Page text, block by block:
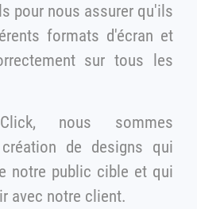
pour nous assurer qu'ils
sur tous les
sommes
de designs qui
les incitent à interagir avec notre client.